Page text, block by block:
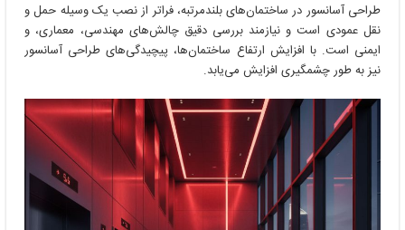
طراحی آسانسور در ساختمان‌های بلندمرتبه، فراتر از نصب یک وسیله حمل و
نقل عمودی است و نیازمند بررسی دقیق چالش‌های مهندسی، معماری، و
ایمنی است. با افزایش ارتفاع ساختمان‌ها، پیچیدگی‌های طراحی آسانسور
نیز به طور چشمگیری افزایش می‌یابد.